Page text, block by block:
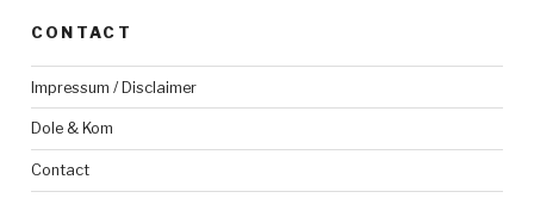
CONTACT
Impressum / Disclaimer
Dole & Kom
Contact